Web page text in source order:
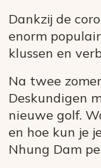
Dankzij de
enorm
klussen en
Na twee
Deskundigen
nieuwe golf.
en hoe kun je
Nhung Dam